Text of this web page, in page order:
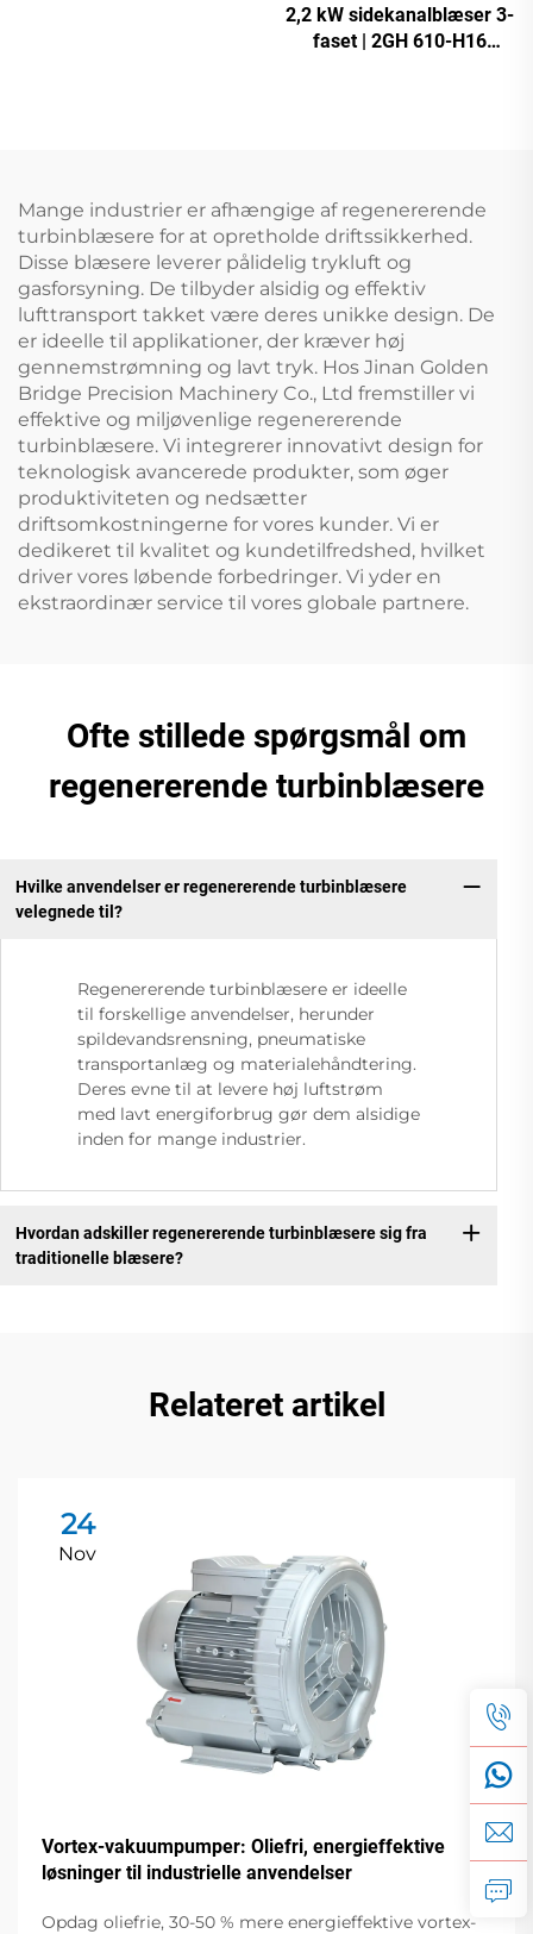
2,2 kW sidekanalblæser 3-
faset | 2GH 610-H16
Mange industrier er afhængige af regenererende
turbinblæsere for at opretholde driftssikkerhed.
Disse blæsere leverer pålidelig trykluft og
gasforsyning. De tilbyder alsidig og effektiv
lufttransport takket være deres unikke design. De
er ideelle til applikationer, der kræver høj
gennemstrømning og lavt tryk. Hos Jinan Golden
Bridge Precision Machinery Co., Ltd fremstiller vi
effektive og miljøvenlige regenererende
turbinblæsere. Vi integrerer innovativt design for
teknologisk avancerede produkter, som øger
produktiviteten og nedsætter
driftsomkostningerne for vores kunder. Vi er
dedikeret til kvalitet og kundetilfredshed, hvilket
driver vores løbende forbedringer. Vi yder en
ekstraordinær service til vores globale partnere.
Ofte stillede spørgsmål om
regenererende turbinblæsere
Hvilke anvendelser er regenererende turbinblæsere
velegnede til?
Regenererende turbinblæsere er ideelle
til forskellige anvendelser, herunder
spildevandsrensning, pneumatiske
transportanlæg og materialehåndtering.
Deres evne til at levere høj luftstrøm
med lavt energiforbrug gør dem alsidige
inden for mange industrier.
Hvordan adskiller regenererende turbinblæsere sig fra
traditionelle blæsere?
Relateret artikel
24
Nov
Vortex-vakuumpumper: Oliefri, energieffektive
løsninger til industrielle anvendelser
Opdag oliefrie, 30-50 % mere energieffektive vortex-